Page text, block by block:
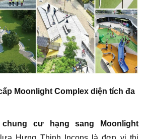
Moonlight Complex diện tích đa
chung cư hạng sang Moonlight